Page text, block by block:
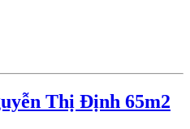
Thị Định 65m2